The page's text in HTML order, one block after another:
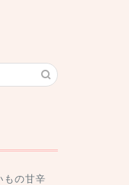
もの甘辛